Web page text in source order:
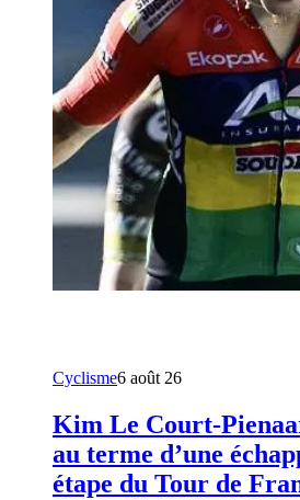
Cyclisme6 août 26
Kim Le Court-
au terme d’une
étape du Tour de